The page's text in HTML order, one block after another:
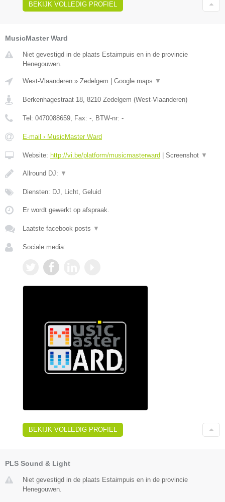
BEKIJK VOLLEDIG PROFIEL
MusicMaster Ward
Niet gevestigd in de plaats Estaimpuis en in de provincie
Henegouwen.
West-Vlaanderen » Zedelgem Google maps ▼
Berkenhagestraat 18, 8210 Zedelgem (West-Vlaanderen)
Tel: 0470088659, Fax: -, BTW-nr: -
E-mail › MusicMaster Ward
Website: http://vi.be/platform/musicmasterward Screenshot ▼
Allround DJ: ▼
Diensten: DJ, Licht, Geluid
Er wordt gewerkt op afspraak.
Laatste facebook posts ▼
Sociale media:
BEKIJK VOLLEDIG PROFIEL
PLS Sound & Light
Niet gevestigd in de plaats Estaimpuis en in de provincie
Henegouwen.